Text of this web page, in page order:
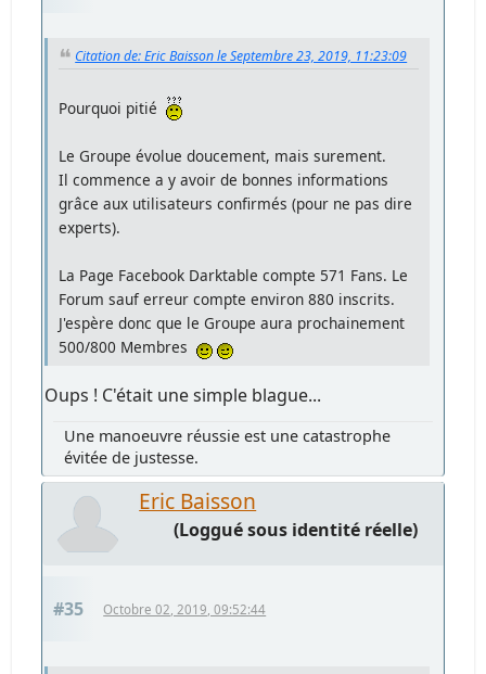
Citation de: Eric Baisson le Septembre 23, 2019, 11:23:09
Pourquoi pitié
Le Groupe évolue doucement, mais surement.
Il commence a y avoir de bonnes informations
grâce aux utilisateurs confirmés (pour ne pas dire
experts).
La Page Facebook Darktable compte 571 Fans. Le
Forum sauf erreur compte environ 880 inscrits.
J'espère donc que le Groupe aura prochainement
500/800 Membres
Oups ! C'était une simple blague...
Une manoeuvre réussie est une catastrophe
évitée de justesse.
Eric Baisson
(Loggué sous identité réelle)
#35 Octobre 02, 2019, 09:52:44